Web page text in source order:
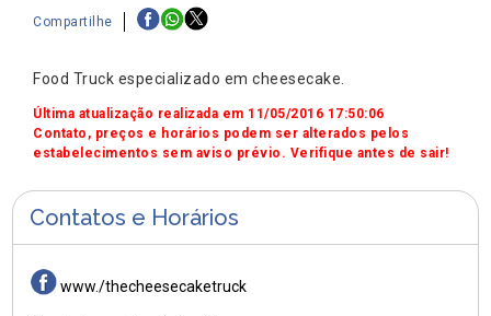
Compartilhe
Food Truck especializado em cheesecake.
Última atualização realizada em 11/05/2016 17:50:06
Contato, preços e horários podem ser alterados pelos
estabelecimentos sem aviso prévio. Verifique antes de sair!
Contatos e Horários
www./thecheesecaketruck